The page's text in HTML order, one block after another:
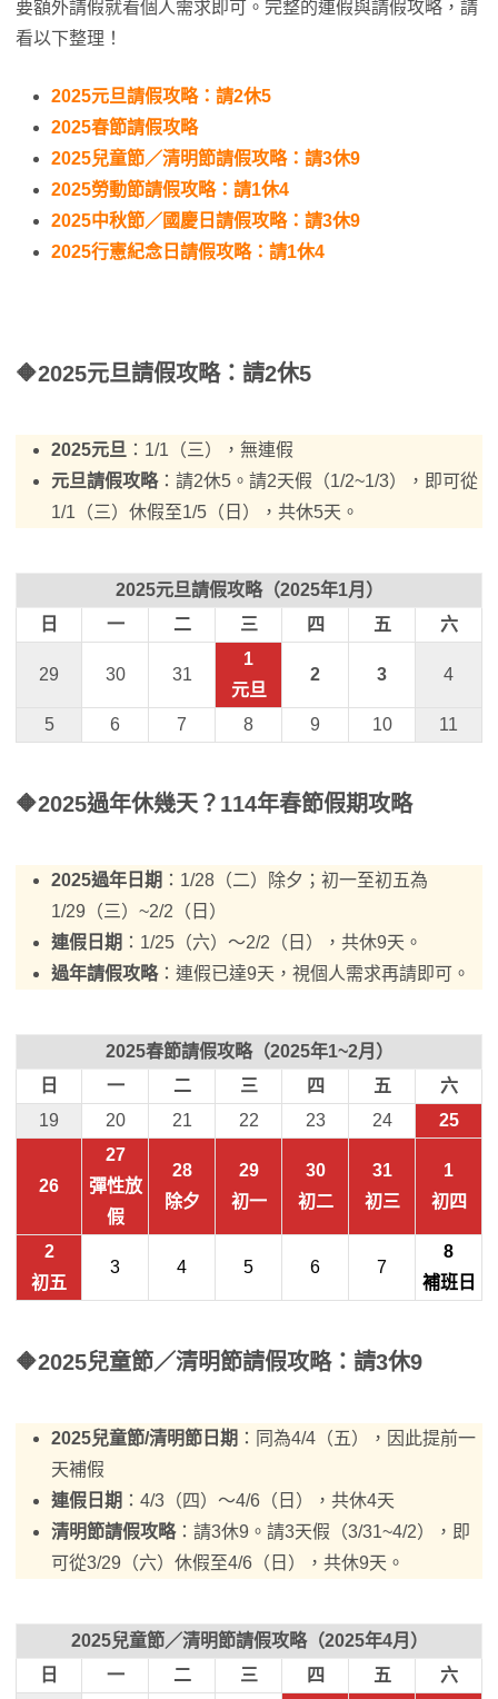
要額外請假就看個人需求即可。完整的連假與請假攻略，請
看以下整理！
2025元旦請假攻略：請2休5
2025春節請假攻略
2025兒童節／清明節請假攻略：請3休9
2025勞動節請假攻略：請1休4
2025中秋節／國慶日請假攻略：請3休9
2025行憲紀念日請假攻略：請1休4
🔶2025元旦請假攻略：請2休5
2025元旦 ：1/1（三），無連假
元旦請假攻略：請2休5。請2天假（1/2~1/3），即可從
1/1（三）休假至1/5（日），共休5天。
2025元旦請假攻略（2025年1月）
日
一 二 三 四 五 六
29 30 31
1
元旦
2 3 4
5 6 7 8 9 10 11
🔶2025過年休幾天？ 114年春節假期攻略
2025過年日期 ：1/28（二）除夕；初一至初五為
1/29（三）~2/2（日）
連假日期 ：1/25（六）～2/2（日），共休9天。
過年請假攻略：連假已達9天，視個人需求再請即可。
2025春節請假攻略（2025年1~2月）
日
一 二 三 四 五
六
19
20 21 22 23 24 25
26
27
彈性放
假
28
除夕
29
初一
30
初二
31
初三
1
初四
2
初五
3 4 5 6 7
8
補班日
🔶2025兒童節／清明節請假攻略：請3休9
2025兒童節/清明節日期 ：同為4/4（五），因此提前一
天補假
連假日期 ：4/3（四）～4/6（日），共休4天
清明節請假攻略：請3休9。請3天假（3/31~4/2），即
可從3/29（六）休假至4/6（日），共休9天。
2025兒童節／清明節請假攻略（2025年4月）
日
一 二 三 四 五 六